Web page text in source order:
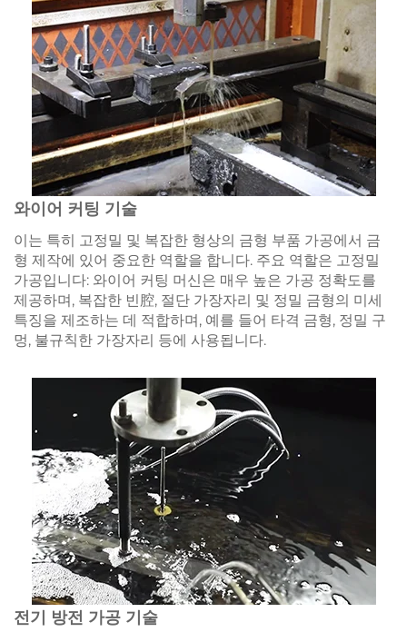
와이어 커팅 기술
이는 특히 고정밀 및 복잡한 형상의 금형 부품 가공에서 금
형 제작에 있어 중요한 역할을 합니다. 주요 역할은 고정밀
가공입니다: 와이어 커팅 머신은 매우 높은 가공 정확도를
제공하며, 복잡한 빈腔, 절단 가장자리 및 정밀 금형의 미세
특징을 제조하는 데 적합하며, 예를 들어 타격 금형, 정밀 구
멍, 불규칙한 가장자리 등에 사용됩니다.
전기 방전 가공 기술